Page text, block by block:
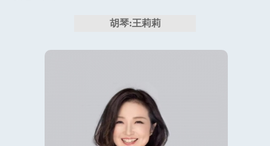
胡琴:王莉莉